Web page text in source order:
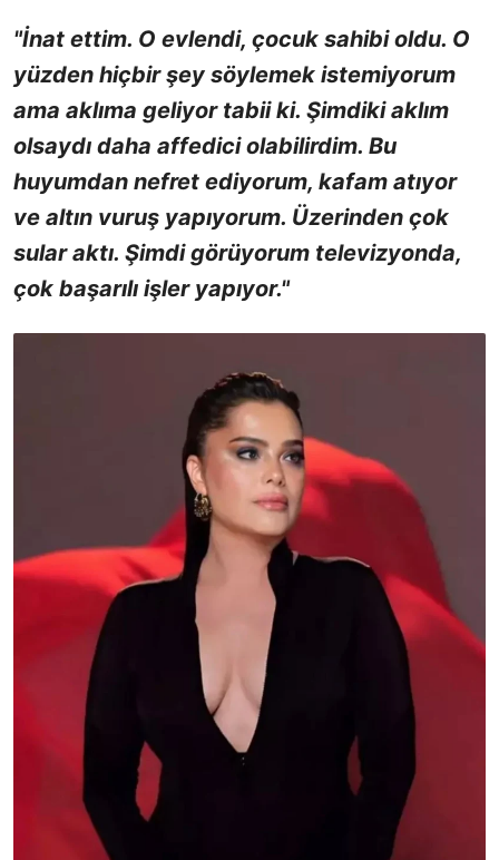
"İnat ettim. O evlendi, çocuk sahibi oldu. O
yüzden hiçbir şey söylemek istemiyorum
ama aklıma geliyor tabii ki. Şimdiki aklım
olsaydı daha affedici olabilirdim. Bu
huyumdan nefret ediyorum, kafam atıyor
ve altın vuruş yapıyorum. Üzerinden çok
sular aktı. Şimdi görüyorum televizyonda,
çok başarılı işler yapıyor."